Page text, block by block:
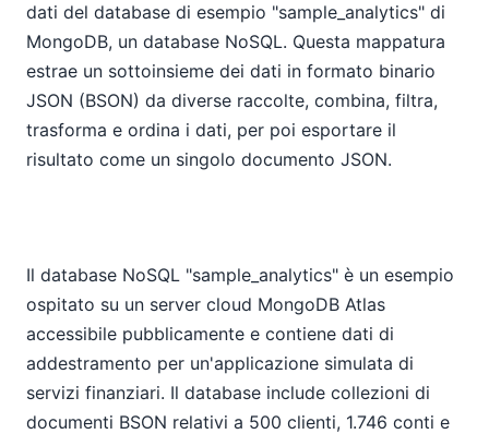
dati del database di esempio "sample_analytics" di
MongoDB, un database NoSQL. Questa mappatura
estrae un sottoinsieme dei dati in formato binario
JSON (BSON) da diverse raccolte, combina, filtra,
trasforma e ordina i dati, per poi esportare il
risultato come un singolo documento JSON.
Il database NoSQL "sample_analytics" è un esempio
ospitato su un server cloud MongoDB Atlas
accessibile pubblicamente e contiene dati di
addestramento per un'applicazione simulata di
servizi finanziari. Il database include collezioni di
documenti BSON relativi a 500 clienti, 1.746 conti e